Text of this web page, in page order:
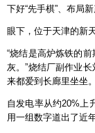
下好“先手棋”、布局
眼下，位于天津的新
“烧结是高炉炼铁的
灰。”烧结厂副作业
来都爱到长廊里坐坐。
自发电率从约20%上
用一组数字道出了近